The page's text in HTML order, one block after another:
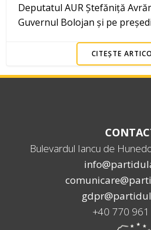
Deputatul AUR Ștefăniță
Guvernul Bolojan și pe
CITEȘTE
Bulevardul Iancu de
+40 770